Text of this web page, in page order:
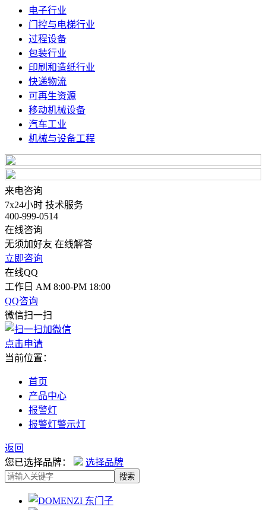
电子行业
门控与电梯行业
过程设备
包装行业
印刷和造纸行业
快递物流
可再生资源
移动机械设备
汽车工业
机械与设备工程
来电咨询
7x24小时 技术服务
400-999-0514
在线咨询
无须加好友 在线解答
立即咨询
在线QQ
工作日 AM 8:00-PM 18:00
QQ咨询
微信扫一扫
点击申请
当前位置：
首页
产品中心
报警灯
报警灯警示灯
返回
您已选择品牌：
选择品牌
搜索